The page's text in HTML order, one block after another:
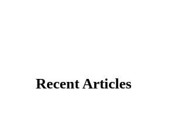
Recent Articles